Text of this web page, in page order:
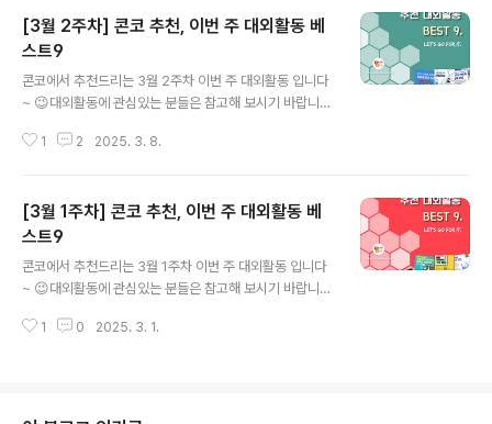
[3월 2주차] 콘코 추천, 이번 주 대외활동 베
스트9
콘코에서 추천드리는 3월 2주차 이번 주 대외활동 입니다
~ 😉대외활동에 관심있는 분들은 참고해 보시기 바랍니
곡동종합사회복지관 2025년 심포니 서포터즈 모집✔ 20
✔ 2025 NMK 오케스트라 아카데미 단원모집✔ 2025
서울동행기획 신입 모집✔ 2025 서울시 지구의 날 행사
홍보 서포터즈 모집✔ [연수구가족센터]다문화가족자녀
다(多)잇는 멘토링 멘토 모집​* 자세한 내용은 뉴스카드를
트코리아 홈페이지에서 확인하시면 도움이 됩니다~​콘테스
1 2 2025. 3. 8.
[3월 1주차] 콘코 추천, 이번 주 대외활동 베
스트9
콘코에서 추천드리는 3월 1주차 이번 주 대외활동 입니다
~ 😉대외활동에 관심있는 분들은 참고해 보시기 바랍니
✔ [전액국비] 130일 취업 부트캠프 (3월)✔ [위비스몰]
25 강동종합사회복지관 대학생 서포터즈 모집✔ 2025
1 0 2025. 3. 1.